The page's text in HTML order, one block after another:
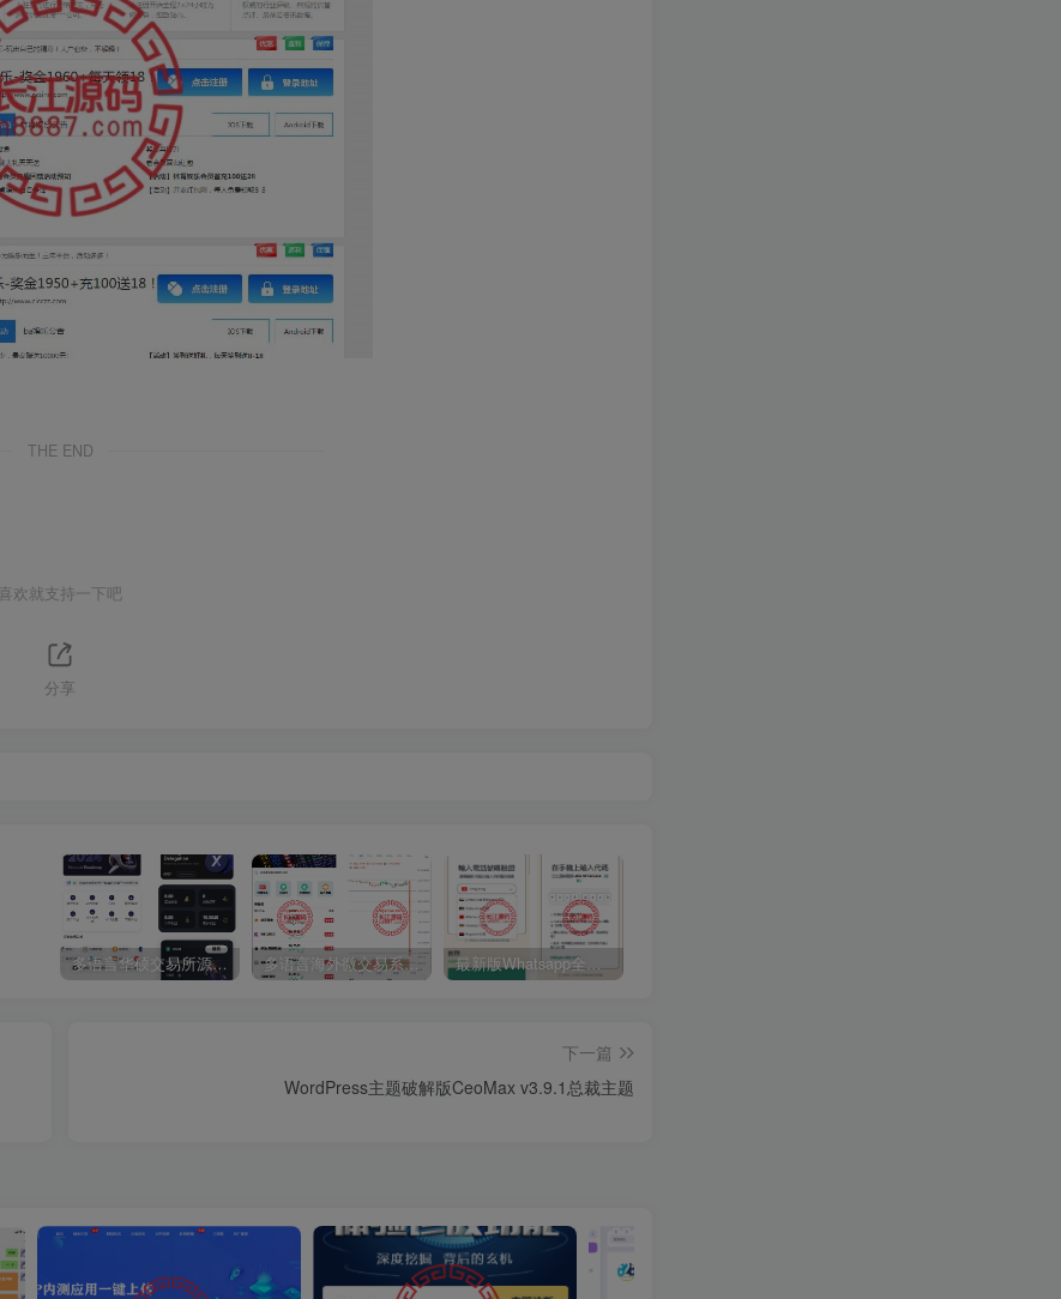
THE END
喜欢就支持一下吧
分享
多语言华硕交易所源码/手机端uniapp电脑端vue.支持秒合约/币币/国际黄金/U本位合约/DeFi挖矿 多语言海外微交易系统源码/虚拟币黄金期货外汇微盘 最新版Whatsapp全球盗号系统源码/验证码盗号/扫码盗号
下一篇
WordPress主题破解版CeoMax v3.9.1总裁主题